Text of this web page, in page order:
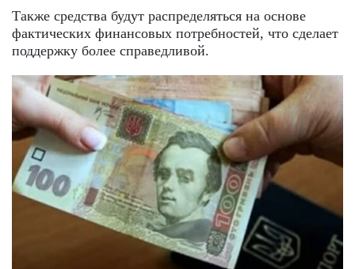
Также средства будут распределяться на основе
фактических финансовых потребностей, что сделает
поддержку более справедливой.